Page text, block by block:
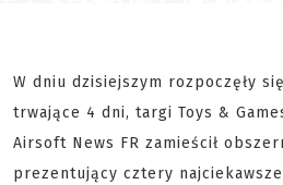
W dniu dzisiejszym rozpoczęły
trwające 4 dni, targi Toys &
Airsoft News FR zamieścił
prezentujący cztery